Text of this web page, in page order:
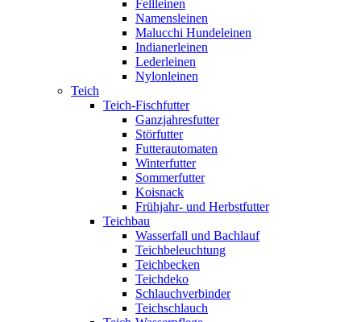
Fellleinen
Namensleinen
Malucchi Hundeleinen
Indianerleinen
Lederleinen
Nylonleinen
Teich
Teich-Fischfutter
Ganzjahresfutter
Störfutter
Futterautomaten
Winterfutter
Sommerfutter
Koisnack
Frühjahr- und Herbstfutter
Teichbau
Wasserfall und Bachlauf
Teichbeleuchtung
Teichbecken
Teichdeko
Schlauchverbinder
Teichschlauch